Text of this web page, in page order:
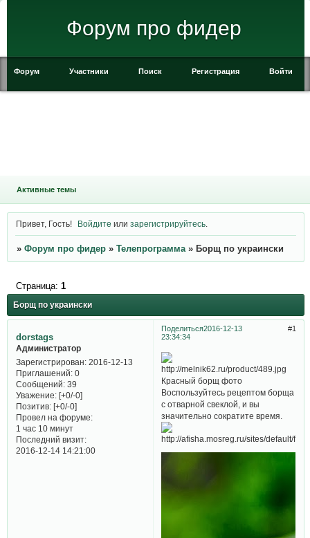
Форум про фидер
Форум Участники Поиск Регистрация Войти
Активные темы
Привет, Гость! Войдите илизарегистрируйтесь
» Форум про фидер » Телепрограмма » Борщ по украински
Борщ по украински
Страница: 1
Поделиться 1
2016-12-13
23:34:34
dorstags
Администратор
Зарегистрирован: 2016-12-13
Приглашений:0
Сообщений:39
Уважение: [+0/-0]
Позитив: [+0/-0]
Провел на форуме:
1 час 10 минут
Последний визит:
2016-12-14 14:21:00
Красный борщ фото
Воспользуйтесь рецептом борща
с отварной свеклой, и вы
значительно сократите время.